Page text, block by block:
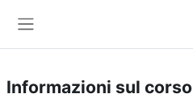
Informazioni sul corso